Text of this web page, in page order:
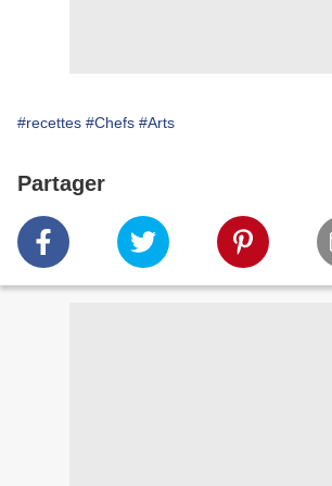
#recettes #Chefs #Arts
Partager